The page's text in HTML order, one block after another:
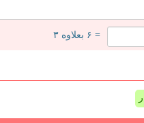
= ۶ بعلاوه ۳